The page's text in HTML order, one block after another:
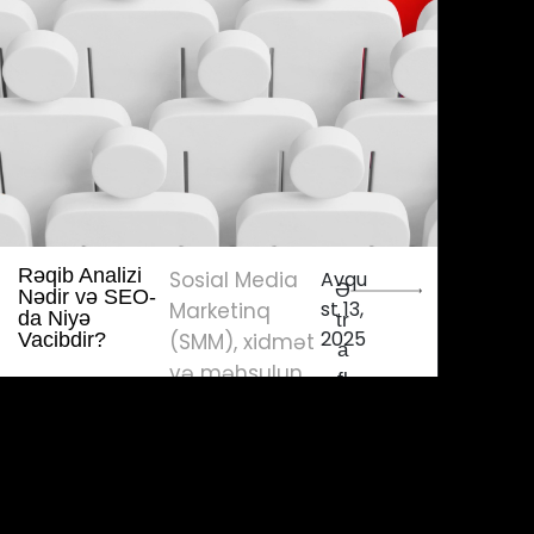
Rəqib Analizi
Nədir və SEO-
da Niyə
Vacibdir?
Sosial Media
Marketinq
(SMM), xidmət
və məhsulun
Avqu
st 13,
2025
Ə
tr
a
fl